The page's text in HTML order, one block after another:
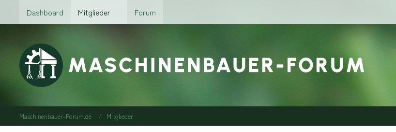
Dashboard Mitglieder Forum
Maschinenbauer-Forum.de Mitglieder